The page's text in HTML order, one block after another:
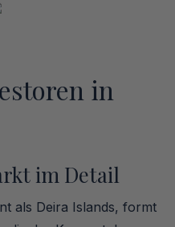
in
im Detail
als Deira Islands, formt